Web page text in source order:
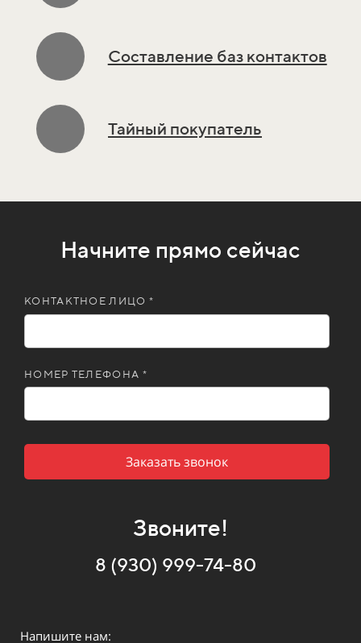
Составление баз контактов
Тайный покупатель
Начните прямо сейчас
КОНТАКТНОЕ ЛИЦО *
НОМЕР ТЕЛЕФОНА *
Заказать звонок
Звоните!
8 (930) 999-74-80
Напишите нам: